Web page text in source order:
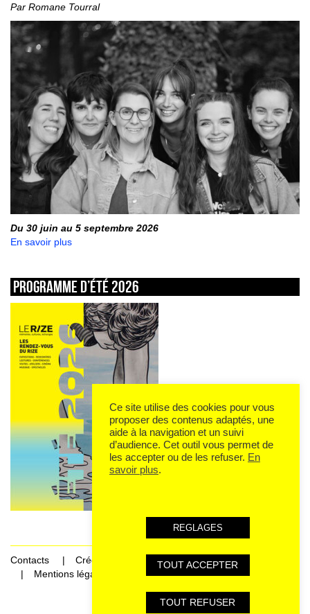
Par Romane Tourral
Du 30 juin au 5 septembre 2026
En savoir plus
Programme d’été 2026
Contacts
Crédits
Mentions légales et données personnelles
Ce site utilise des cookies pour vous
proposer des contenus adaptés, une
aide à la navigation et un suivi
d’audience. Cet outil vous permet de
les accepter ou de les refuser. En
savoir plus.
REGLAGES
TOUT ACCEPTER
TOUT REFUSER